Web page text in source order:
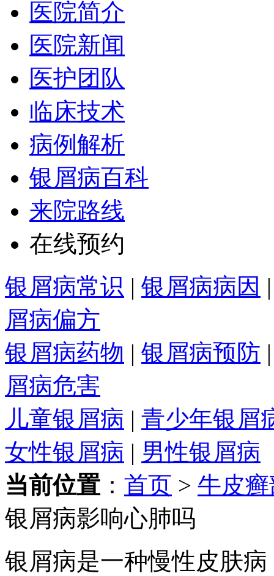
医院简介
医院新闻
医护团队
临床技术
病例解析
银屑病百科
来院路线
在线预约
银屑病常识 | 银屑病病因
屑病偏方
银屑病药物 | 银屑病预防
屑病危害
儿童银屑病 | 青少年银屑
女性银屑病 | 男性银屑病
当前位置 ： 首页 > 牛皮
银屑病影响心肺吗
银屑病是一种慢性皮肤